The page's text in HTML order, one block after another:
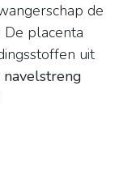
de
De placenta
uit
navelstreng